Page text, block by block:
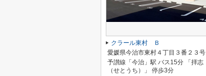
クラール東村 Ｂ
愛媛県今治市東村４丁目３番２３号
予讃線「今治」駅 バス15分 「拝志
（せとうち）」 停歩3分